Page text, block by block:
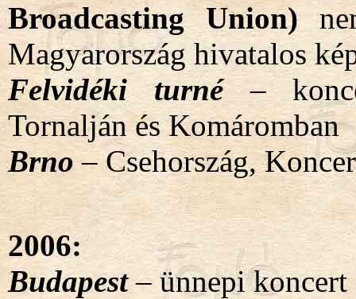
Broadcasting Union)
Magyarország hivatalos
Felvidéki turné–
Tornalján és Komáromban
Brno – Csehország,
2006:
Budapest – ünnepi koncert